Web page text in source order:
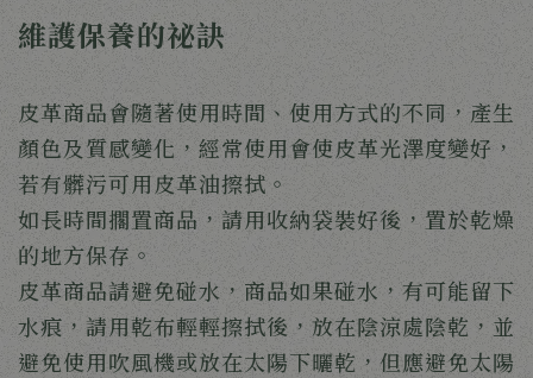
維護保養的祕訣
皮革商品會隨著使用時間、使用方式的不同，產生
顏色及質感變化，經常使用會使皮革光澤度變好，
若有髒污可用皮革油擦拭。
如長時間擱置商品，請用收納袋裝好後，置於乾燥
的地方保存。
皮革商品請避免碰水，商品如果碰水，有可能留下
水痕，請用乾布輕輕擦拭後，放在陰涼處陰乾，並
避免使用吹風機或放在太陽下曬乾，但應避免太陽